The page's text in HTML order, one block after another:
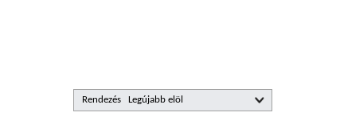
Rendezés